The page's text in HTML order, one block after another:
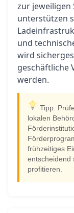
zur jeweiligen
unterstützen
und
wird
geschäftliche
werden.
Tipp:
lokalen
frühzeitiges
entscheidend
profitieren.